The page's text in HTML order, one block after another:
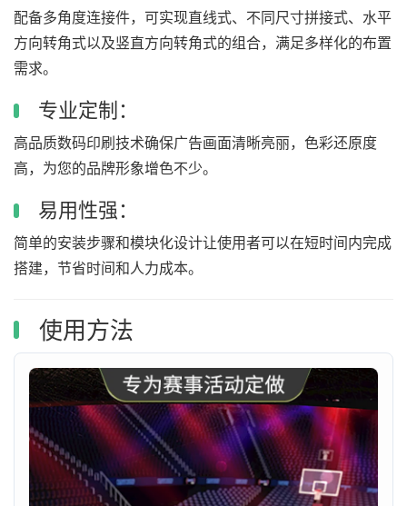
配备多角度连接件，可实现直线式、不同尺寸拼接式、水平
方向转角式以及竖直方向转角式的组合，满足多样化的布置
需求。
专业定制：
高品质数码印刷技术确保广告画面清晰亮丽，色彩还原度
高，为您的品牌形象增色不少。
易用性强：
简单的安装步骤和模块化设计让使用者可以在短时间内完成
搭建，节省时间和人力成本。
使用方法